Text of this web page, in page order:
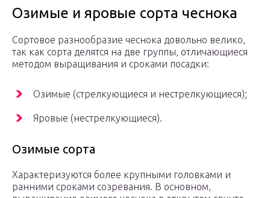
Озимые и яровые сорта чеснока
Сортовое разнообразие чеснока довольно велико,
так как сорта делятся на две группы, отличающиеся
методом выращивания и сроками посадки:
Озимые (стрелкующиеся и нестрелкующиеся);
Яровые (нестрелкующиеся).
Озимые сорта
Характеризуются более крупными головками и
ранними сроками созревания. В основном,